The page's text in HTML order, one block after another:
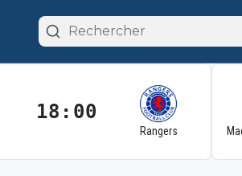
18:00
Rangers